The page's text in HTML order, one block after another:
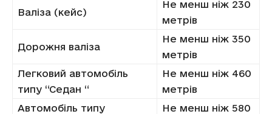
Валіза (кейс)
Не менш ніж 230
метрів
Дорожня валіза
Не менш ніж 350
метрів
Легковий автомобіль
типу “Седан “
Не менш ніж 460
метрів
Автомобіль типу
Не менш ніж 580